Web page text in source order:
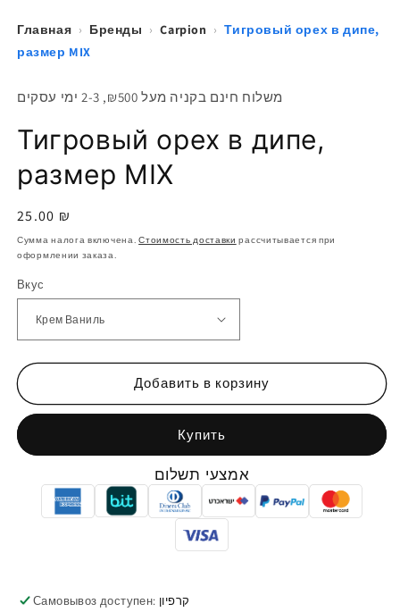
Главная › Бренды › Carpion › Тигровый орех в дипе,
размер MIX
משלוח חינם בקניה מעל ₪500, 2-3 ימי עסקים
Тигровый орех в дипе,
размер MIX
Обычная
цена
25.00 ₪
Сумма налога включена.Стоимость доставки рассчитывается при
оформлении заказа.
Вкус
Добавить в корзину
Купить
אמצעי תשלום
Самовывоз доступен: קרפיון